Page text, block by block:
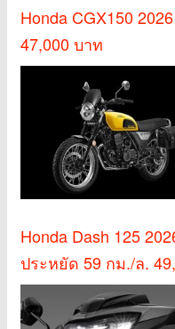
Honda CGX150
47,000 บาท
Honda Dash 125
ประหยัด 59 กม./ล.